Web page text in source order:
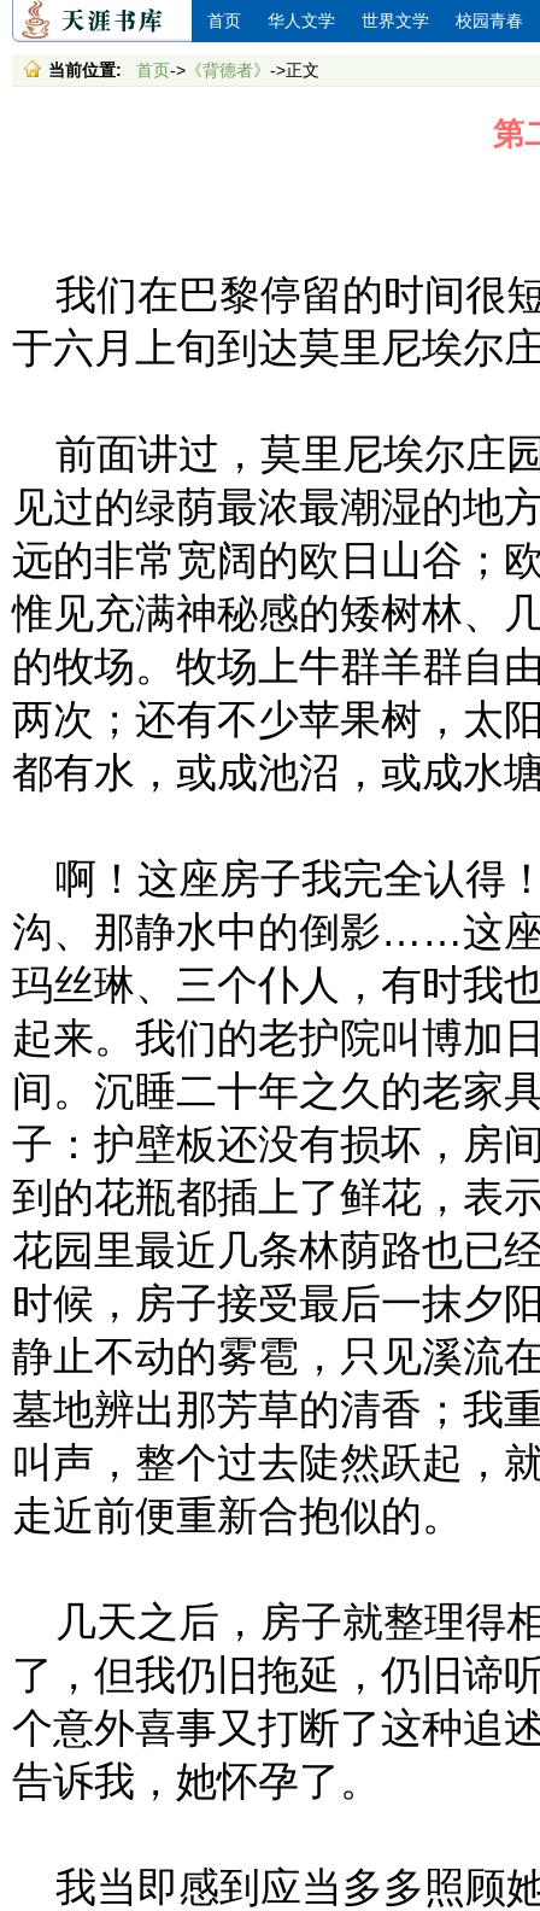
首页 华人文学 世界文学 校园青春
当前位置: 首页-> 《背德者》 ->正文
第
我们在巴黎停留的时间很
于六月上旬到达莫里尼埃尔
前面讲过，莫里尼埃尔庄
见过的绿荫最浓最潮湿的地
远的非常宽阔的欧日山谷；
惟见充满神秘感的矮树林、
的牧场。牧场上牛群羊群自
两次；还有不少苹果树，太
都有水，或成池沼，或成水
啊！这座房子我完全认得
沟、那静水中的倒影……这
玛丝琳、三个仆人，有时我
起来。我们的老护院叫博加
间。沉睡二十年之久的老家
子：护壁板还没有损坏，房
到的花瓶都插上了鲜花，表
花园里最近几条林荫路也已
时候，房子接受最后一抹夕
静止不动的雾雹，只见溪流
墓地辨出那芳草的清香；我
叫声，整个过去陡然跃起，
走近前便重新合抱似的。
几天之后，房子就整理得
了，但我仍旧拖延，仍旧谛
个意外喜事又打断了这种追
告诉我，她怀孕了。
我当即感到应当多多照顾